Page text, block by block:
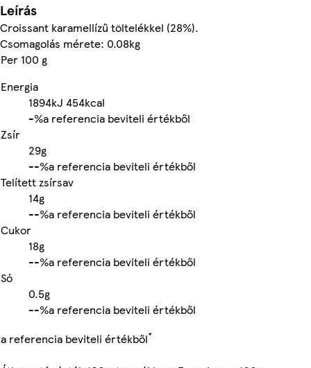
Leírás
Croissant karamellízű töltelékkel (28%).
Csomagolás mérete: 0.08kg
Per 100 g
Energia
1894kJ 454kcal
-%a referencia beviteli értékből
Zsír
29g
--%a referencia beviteli értékből
Telített zsírsav
14g
--%a referencia beviteli értékből
Cukor
18g
--%a referencia beviteli értékből
Só
0.5g
--%a referencia beviteli értékből
a referencia beviteli értékből*